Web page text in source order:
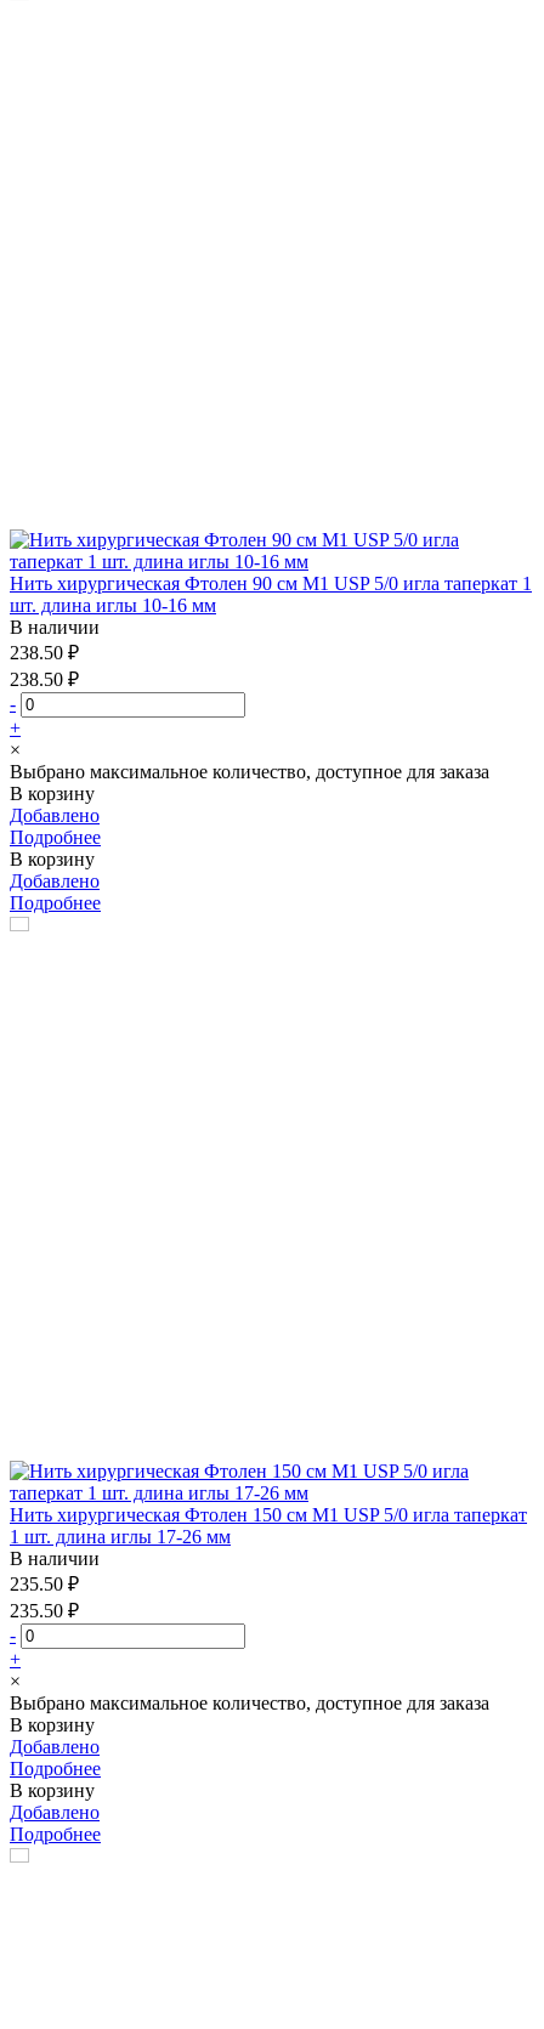
Нить хирургическая Фтолен 90 см М1 USP 5/0 игла таперкат 1
шт. длина иглы 10-16 мм
В наличии
238.50 ₽
238.50 ₽
-
+
×
Выбрано максимальное количество, доступное для заказа
В корзину
Добавлено
Подробнее
В корзину
Добавлено
Подробнее
Нить хирургическая Фтолен 150 см М1 USP 5/0 игла таперкат
1 шт. длина иглы 17-26 мм
В наличии
235.50 ₽
235.50 ₽
-
+
×
Выбрано максимальное количество, доступное для заказа
В корзину
Добавлено
Подробнее
В корзину
Добавлено
Подробнее